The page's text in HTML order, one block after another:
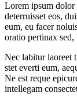
Lorem ipsum dolor
deterruisset eos,
eum, eu facer
oratio pertinax sed,
Nec labitur laoreet
stet everti eum,
Ne est reque
intellegam